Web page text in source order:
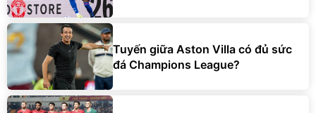
Tuyến giữa Aston Villa có đủ sức
đá Champions League?